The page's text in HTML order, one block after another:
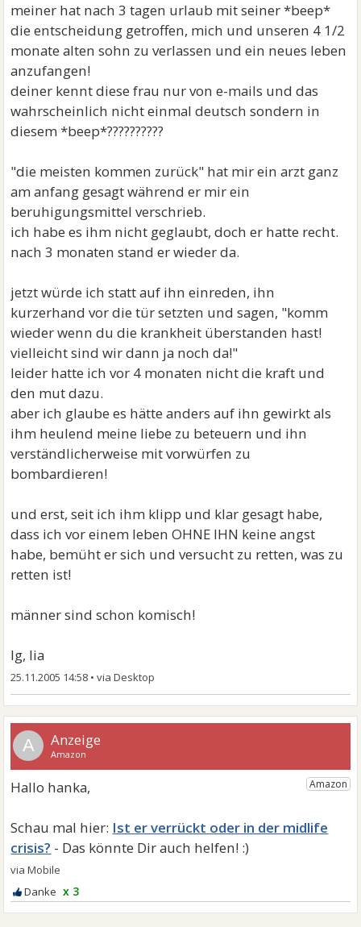
meiner hat nach 3 tagen urlaub mit seiner *beep*
die entscheidung getroffen, mich und unseren 4 1/2
monate alten sohn zu verlassen und ein neues leben
anzufangen!
deiner kennt diese frau nur von e-mails und das
wahrscheinlich nicht einmal deutsch sondern in
diesem *beep*??????????
"die meisten kommen zurück" hat mir ein arzt ganz
am anfang gesagt während er mir ein
beruhigungsmittel verschrieb.
ich habe es ihm nicht geglaubt, doch er hatte recht.
nach 3 monaten stand er wieder da.
jetzt würde ich statt auf ihn einreden, ihn
kurzerhand vor die tür setzten und sagen, "komm
wieder wenn du die krankheit überstanden hast!
vielleicht sind wir dann ja noch da!"
leider hatte ich vor 4 monaten nicht die kraft und
den mut dazu.
aber ich glaube es hätte anders auf ihn gewirkt als
ihm heulend meine liebe zu beteuern und ihn
verständlicherweise mit vorwürfen zu
bombardieren!
und erst, seit ich ihm klipp und klar gesagt habe,
dass ich vor einem leben OHNE IHN keine angst
habe, bemüht er sich und versucht zu retten, was zu
retten ist!
männer sind schon komisch!
lg, lia
25.11.2005 14:58 •
A
Ist er verrückt oder in der midlife
crisis?
x 3